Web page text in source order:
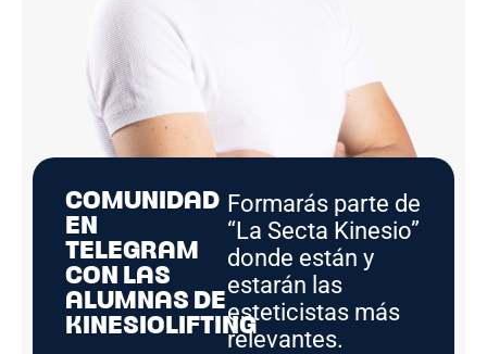
COMUNIDAD
EN
TELEGRAM
CON LAS
ALUMNAS DE
KINESIOLIFTING
Formarás parte de
“La Secta Kinesio”
donde están y
estarán las
esteticistas más
relevantes.